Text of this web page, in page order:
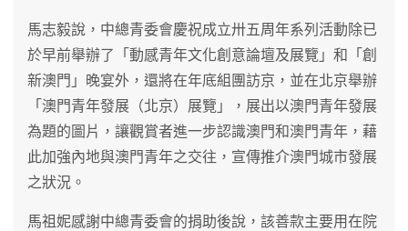
馬志毅說，中總青委會慶祝成立卅五周年系列活動除已
於早前舉辦了「動感青年文化創意論壇及展覽」和「創
新澳門」晚宴外，還將在年底組團訪京，並在北京舉辦
「澳門青年發展（北京）展覽」，展出以澳門青年發展
為題的圖片，讓觀賞者進一步認識澳門和澳門青年，藉
此加強內地與澳門青年之交往，宣傳推介澳門城市發展
之狀況。
馬祖妮感謝中總青委會的捐助後說，該善款主要用在院